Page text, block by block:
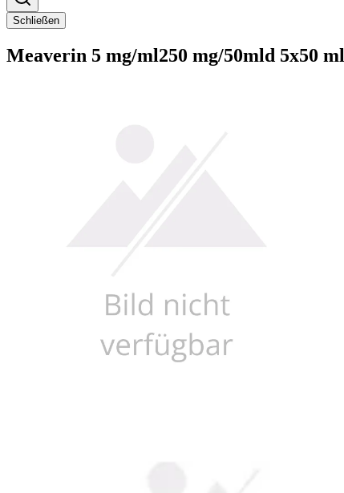
Schließen
Meaverin 5 mg/ml250 mg/50mld 5x50 ml